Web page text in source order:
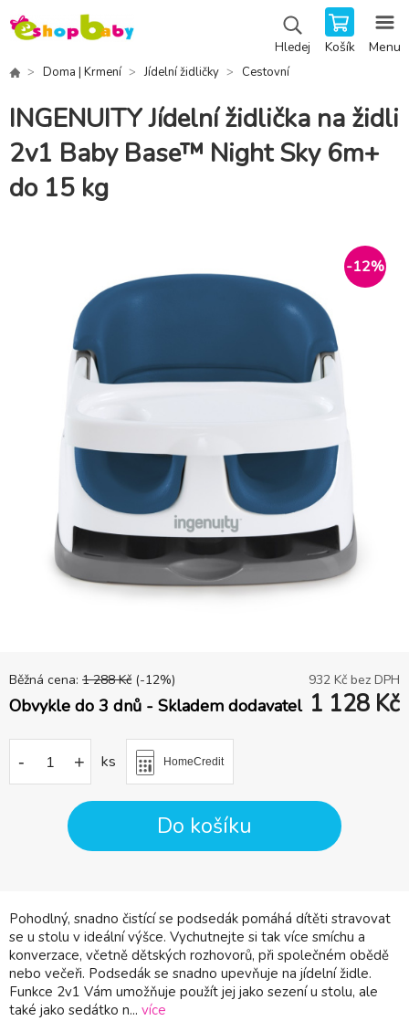
Hledej Košík Menu
Doma | Krmení Jídelní židličky Cestovní
INGENUITY Jídelní židlička na židli
2v1 Baby Base™ Night Sky 6m+
do 15 kg
-12%
Pohodlný, snadno čistící se podsedák pomáhá dítěti stravovat
se u stolu v ideální výšce. Vychutnejte si tak více smíchu a
konverzace, včetně dětských rozhovorů, při společném obědě
nebo večeři. Podsedák se snadno upevňuje na jídelní židle.
Funkce 2v1 Vám umožňuje použít jej jako sezení u stolu, ale
také jako sedátko n... více
Běžná cena: 1 288 Kč (-12%) 932 Kč bez DPH
Obvykle do 3 dnů - Skladem dodavatel 1 128 Kč
- + ks HomeCredit
Do košíku